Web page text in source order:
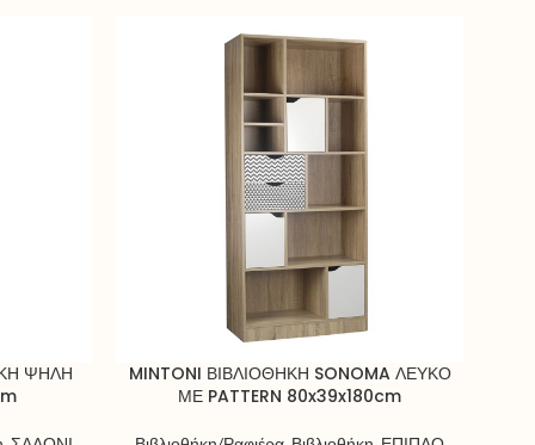
ΨΗΛΗ
MINTONI ΒΙΒΛΙΟΘΗΚΗ SONOMA ΛΕΥΚΟ
ΜΕ PATTERN 80x39x180cm